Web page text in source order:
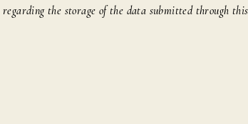
the storage of the data submitted through